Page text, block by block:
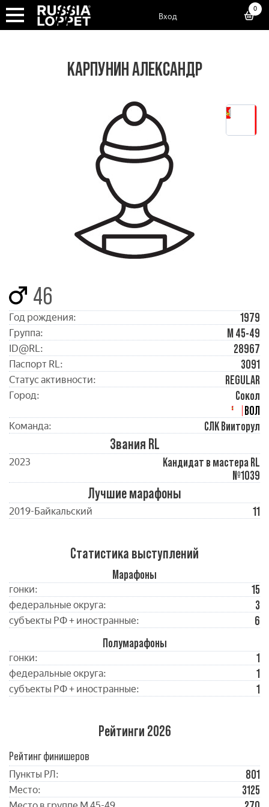
Вход
0
КАРПУНИН АЛЕКСАНДР
46
Год рождения: 1979
Группа: М 45-49
ID@RL: 28967
Паспорт RL: 3091
Статус активности: REGULAR
Город:
Сокол
ВОЛ
Команда: СЛК Вииторул
Звания RL
2023
Кандидат в мастера RL
№1039
Лучшие марафоны
2019-Байкальский 11
Статистика выступлений
Марафоны
гонки: 15
федеральные округа: 3
субъекты РФ + иностранные:
6
Полумарафоны
гонки: 1
федеральные округа: 1
субъекты РФ + иностранные: 1
Рейтинги 2026
Рейтинг финишеров
Пункты РЛ: 801
Место: 3125